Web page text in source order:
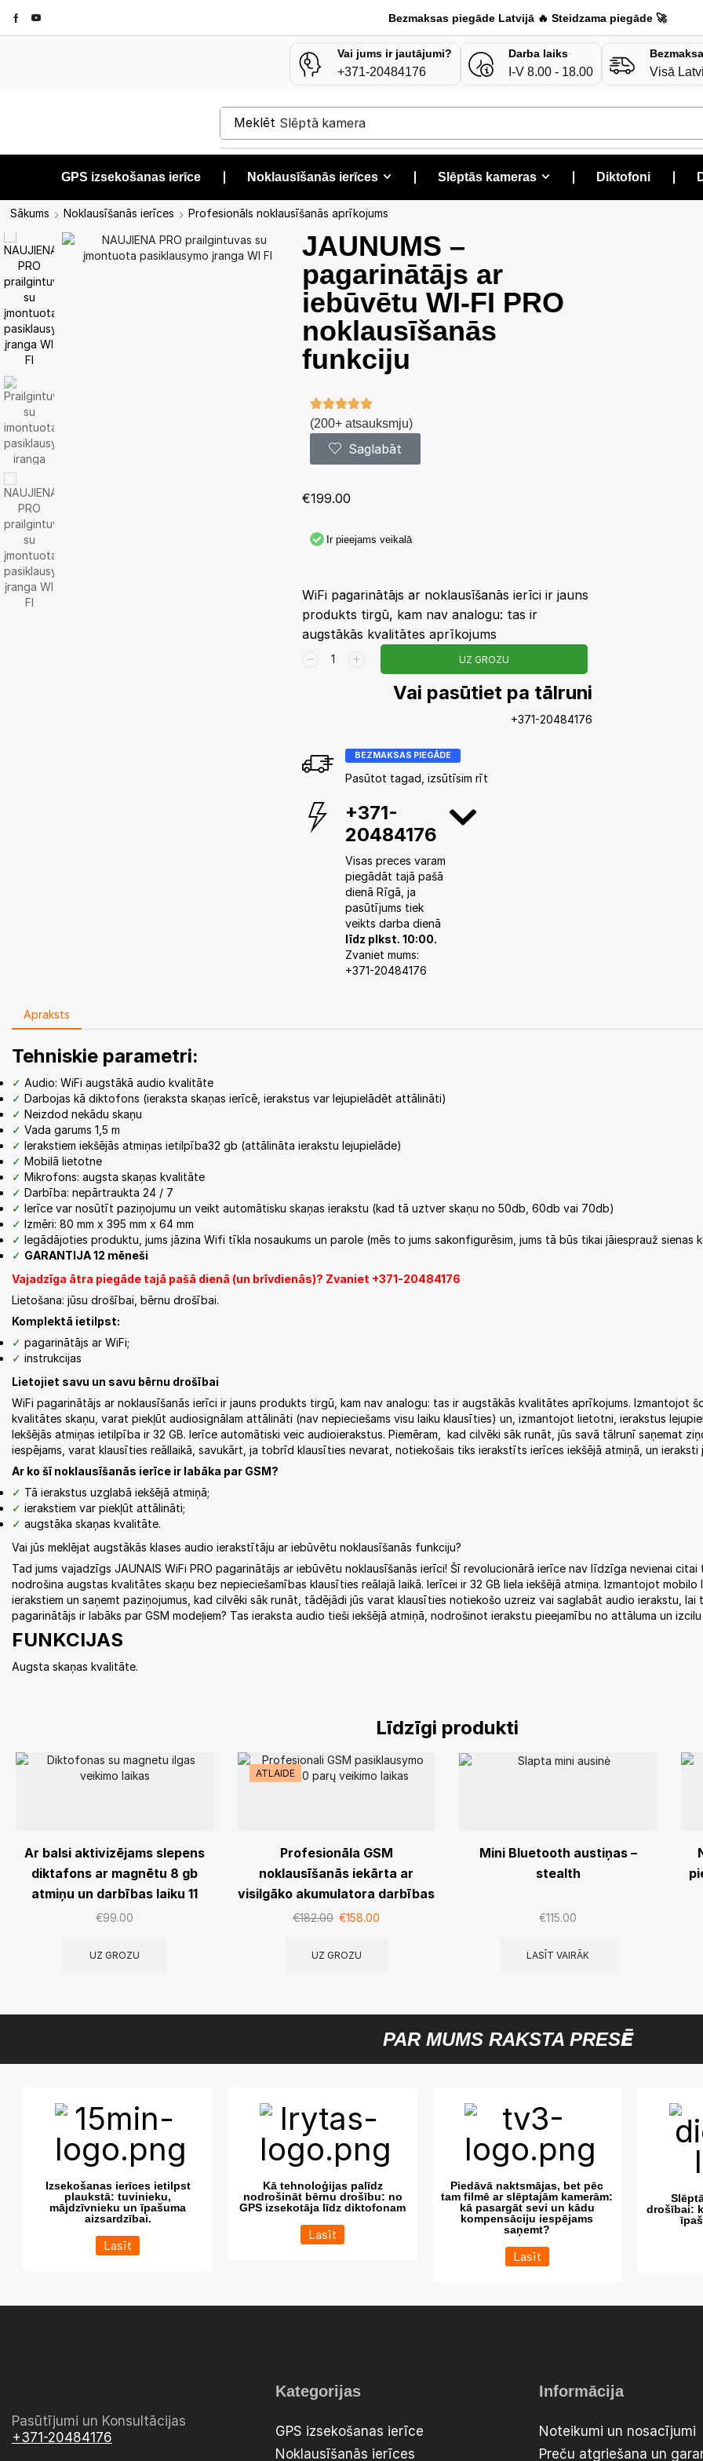
Bezmaksas piegāde Latvijā 🔥 Steidzama piegāde 🚀
Vai jums ir jautājumi?
+371-20484176
Darba laiks
I-V 8.00 - 18.00 Visā
Meklēt Slēptā kamera
GPS izsekošanas ierīce Noklausīšanās ierīces Slēptās kameras Diktofoni
Sākums Noklausīšanās ierīces Profesionāls noklausīšanās aprīkojums
JAUNUMS –
pagarinātājs ar
iebūvētu WI-FI PRO
noklausīšanās
funkciju
(200+ atsauksmju)
Saglabāt
€199.00
Ir pieejams veikalā
WiFi pagarinātājs ar noklausīšanās ierīci ir jauns
produkts tirgū, kam nav analogu: tas ir
augstākās kvalitātes aprīkojums
UZ GROZU
Vai pasūtiet pa tālruni
+371-20484176
BEZMAKSAS PIEGĀDE
Pasūtot tagad, izsūtīsim rīt
+371-
20484176
Visas preces varam
piegādāt tajā pašā
dienā Rīgā, ja
pasūtījums tiek
veikts darba dienā
līdz plkst. 10:00.
Zvaniet mums:
+371-20484176
Apraksts
Tehniskie parametri:
Audio: WiFi augstākā audio kvalitāte
Darbojas kā diktofons (ieraksta skaņas ierīcē, ierakstus var lejupielādēt attālināti)
Neizdod nekādu skaņu
Vada garums 1,5 m
Ierakstiem iekšējās atmiņas ietilpība32 gb (attālināta ierakstu lejupielāde)
Mobilā lietotne
Mikrofons: augsta skaņas kvalitāte
Darbība: nepārtraukta 24 / 7
Ierīce var nosūtīt paziņojumu un veikt automātisku skaņas ierakstu (kad tā uztver skaņu no 50db, 60db vai 70db)
Izmēri: 80 mm x 395 mm x 64 mm
Iegādājoties produktu, jums jāzina Wifi tīkla nosaukums un parole (mēs to jums sakonfigurēsim, jums tā būs tikai jāiesprauž sienas
GARANTIJA 12 mēneši
Vajadzīga ātra piegāde tajā pašā dienā (un brīvdienās)? Zvaniet +371-20484176
Lietošana: jūsu drošībai, bērnu drošībai.
Komplektā ietilpst:
pagarinātājs ar WiFi;
instrukcijas
Lietojiet savu un savu bērnu drošībai
WiFi pagarinātājs ar noklausīšanās ierīci ir jauns produkts tirgū, kam nav analogu: tas ir augstākās kvalitātes aprīkojums. Izmantojot
kvalitātes skaņu, varat piekļūt audiosignālam attālināti (nav nepieciešams visu laiku klausīties) un, izmantojot lietotni, ierakstus
Iekšējās atmiņas ietilpība ir 32 GB. Ierīce automātiski veic audioierakstus. Piemēram, kad cilvēki sāk runāt, jūs savā tālrunī saņemat
iespējams, varat klausīties reāllaikā, savukārt, ja tobrīd klausīties nevarat, notiekošais tiks ierakstīts ierīces iekšējā atmiņā, un ieraksti
Ar ko šī noklausīšanās ierīce ir labāka par GSM?
Tā ierakstus uzglabā iekšējā atmiņā;
ierakstiem var piekļūt attālināti;
augstāka skaņas kvalitāte.
Vai jūs meklējat augstākās klases audio ierakstītāju ar iebūvētu noklausīšanās funkciju?
Tad jums vajadzīgs JAUNAIS WiFi PRO pagarinātājs ar iebūvētu noklausīšanās ierīci! Šī revolucionārā ierīce nav līdzīga nevienai citai
nodrošina augstas kvalitātes skaņu bez nepieciešamības klausīties reālajā laikā. Ierīcei ir 32 GB liela iekšējā atmiņa. Izmantojot
ierakstiem un saņemt paziņojumus, kad cilvēki sāk runāt, tādējādi jūs varat klausīties notiekošo uzreiz vai saglabāt audio ierakstu, lai
pagarinātājs ir labāks par GSM modeļiem? Tas ieraksta audio tieši iekšējā atmiņā, nodrošinot ierakstu pieejamību no attāluma un
FUNKCIJAS
Augsta skaņas kvalitāte.
Līdzīgi produkti
Ar balsi aktivizējams slepens
diktafons ar magnētu 8 gb
atmiņu un darbības laiku 11
dienas
€99.00
UZ GROZU
ATLAIDE
Profesionāla GSM
noklausīšanās iekārta ar
visilgāko akumulatora darbības
laiku – līdz pat 60 dienām
€182.00 €158.00
UZ GROZU
Mini Bluetooth austiņas –
stealth
€115.00
LASĪT VAIRĀK
PAR MUMS RAKSTA PRESĒ
Izsekošanas ierīces ietilpst
plaukstā: tuvinieku,
mājdzīvnieku un īpašuma
aizsardzībai.
Lasīt
Kā tehnoloģijas palīdz
nodrošināt bērnu drošību: no
GPS izsekotāja līdz diktofonam
Lasīt
Piedāvā naktsmājas, bet pēc
tam filmē ar slēptajām kamerām:
kā pasargāt sevi un kādu
kompensāciju iespējams
saņemt?
Lasīt
drošībai:
Pasūtījumi un Konsultācijas
+371-20484176
Kategorijas
GPS izsekošanas ierīce
Noklausīšanās ierīces
Informācija
Noteikumi un nosacījumi
Preču atgriešana un